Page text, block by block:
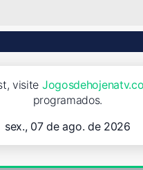
visite
programados.
sex., 07 de ago. de 2026